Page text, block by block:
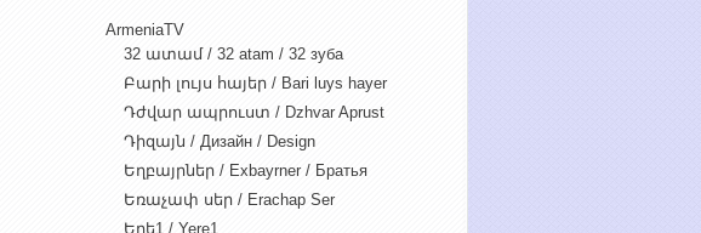
ArmeniaTV
32 ատամ / 32 atam / 32 зуба
Բարի լույս հայեր / Bari luys hayer
Դժվար ապրուստ / Dzhvar Aprust
Դիզայն / Дизайн / Design
Եղբայրներ / Exbayrner / Братья
Եռաչափ սեր / Erachap Ser
Երե1 / Yere1